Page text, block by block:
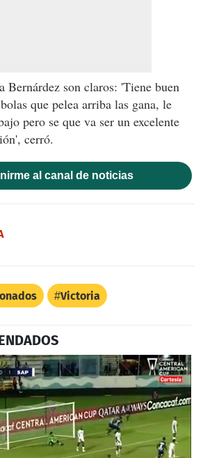
Bernárdez son claros: 'Tiene buen
que pelea arriba las gana, le
pero se que va ser un excelente
cerró.
al canal de noticias
Victoria